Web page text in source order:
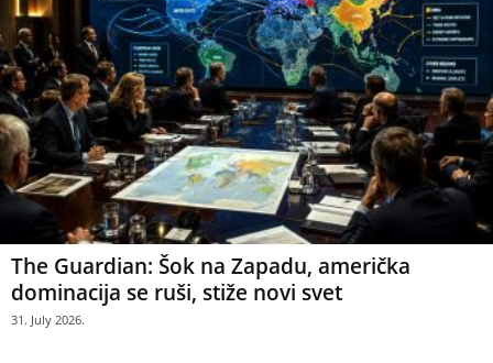
The Guardian: Šok na Zapadu, američka
dominacija se ruši, stiže novi svet
31. July 2026.